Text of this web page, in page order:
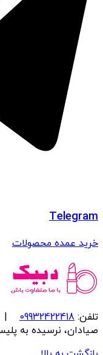
Telegram
خرید عمده محصولات
تلفن: 09932422418
|
صیادان، نرسیده به پلیس +10 |